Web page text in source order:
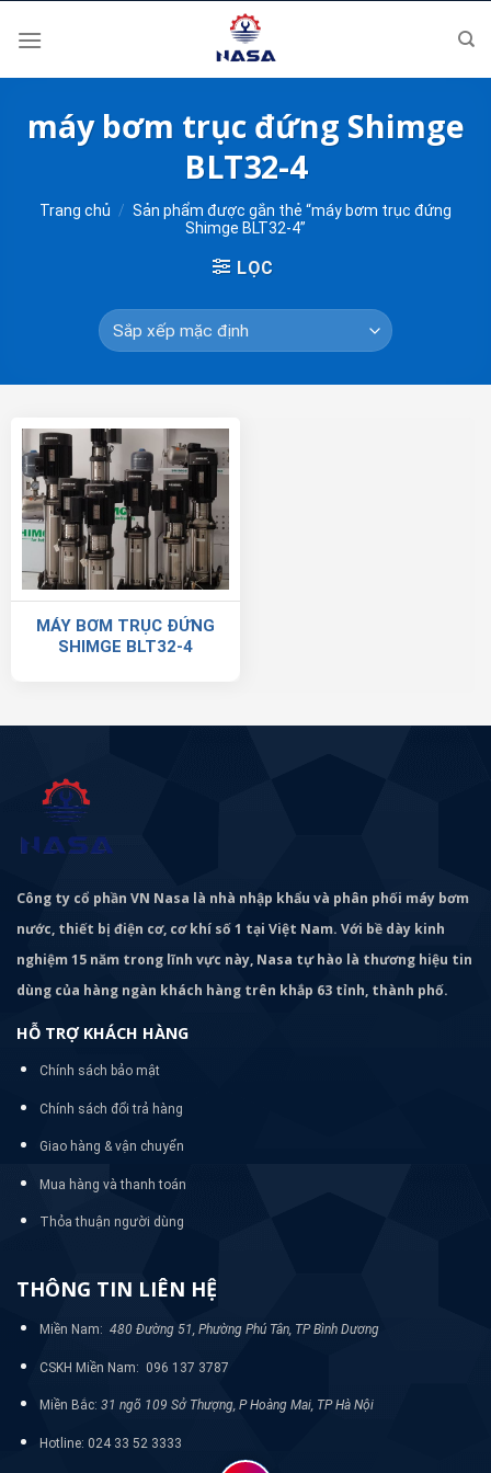
máy bơm trục đứng Shimge
BLT32-4
Trang chủ / Sản phẩm được gắn thẻ “máy bơm trục đứng
Shimge BLT32-4”
LỌC
MÁY BƠM TRỤC ĐỨNG
SHIMGE BLT32-4
Công ty cổ phần VN Nasa là nhà nhập khẩu và phân phối máy bơm
nước, thiết bị điện cơ, cơ khí số 1 tại Việt Nam. Với bề dày kinh
nghiệm 15 năm trong lĩnh vực này, Nasa tự hào là thương hiệu tin
dùng của hàng ngàn khách hàng trên khắp 63 tỉnh, thành phố.
HỖ TRỢ KHÁCH HÀNG
Chính sách bảo mật
Chính sách đổi trả hàng
Giao hàng & vận chuyển
Mua hàng và thanh toán
Thỏa thuận người dùng
THÔNG TIN LIÊN HỆ
Miền Nam: 480 Đường 51, Phường Phú Tân, TP Bình Dương
CSKH Miền Nam: 096 137 3787
Miền Bắc: 31 ngõ 109 Sở Thượng, P Hoàng Mai, TP Hà Nội
Hotline: 024 33 52 3333